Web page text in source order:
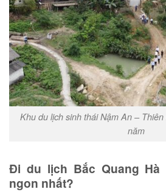
Khu du lịch sinh thái Nậm An –
năm
Đi du lịch Bắc Quang Hà
ngon nhất?